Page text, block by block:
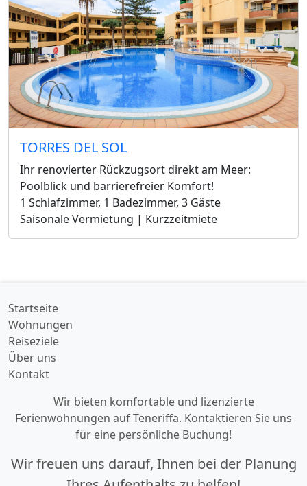
TORRES DEL SOL
Ihr renovierter Rückzugsort direkt am Meer:
Poolblick und barrierefreier Komfort!
1 Schlafzimmer, 1 Badezimmer, 3 Gäste
Saisonale Vermietung | Kurzzeitmiete
Startseite
Wohnungen
Reiseziele
Über uns
Kontakt
Wir bieten komfortable und lizenzierte
Ferienwohnungen auf Teneriffa. Kontaktieren Sie uns
für eine persönliche Buchung!
Wir freuen uns darauf, Ihnen bei der Planung